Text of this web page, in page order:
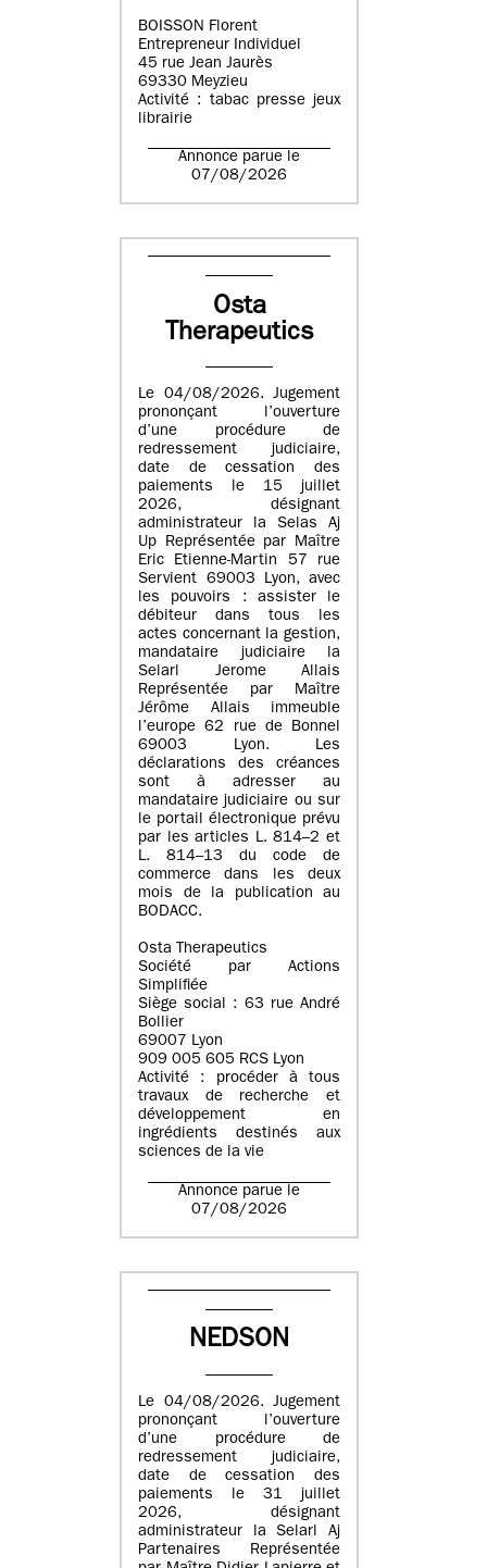
BOISSON Florent
Entrepreneur Individuel
45 rue Jean Jaurès
69330 Meyzieu
Activité : tabac presse jeux
librairie
Annonce parue le
07/08/2026
Osta
Therapeutics
Le 04/08/2026. Jugement
prononçant l’ouverture
d’une procédure de
redressement judiciaire,
date de cessation des
paiements le 15 juillet
2026, désignant
administrateur la Selas Aj
Up Représentée par Maître
Eric Etienne-Martin 57 rue
Servient 69003 Lyon, avec
les pouvoirs : assister le
débiteur dans tous les
actes concernant la gestion,
mandataire judiciaire la
Selarl Jerome Allais
Représentée par Maître
Jérôme Allais immeuble
l’europe 62 rue de Bonnel
69003 Lyon. Les
déclarations des créances
sont à adresser au
mandataire judiciaire ou sur
le portail électronique prévu
par les articles L. 814–2 et
L. 814–13 du code de
commerce dans les deux
mois de la publication au
BODACC.
Osta Therapeutics
Société par Actions
Simplifiée
Siège social : 63 rue André
Bollier
69007 Lyon
909 005 605 RCS Lyon
Activité : procéder à tous
travaux de recherche et
développement en
ingrédients destinés aux
sciences de la vie
Annonce parue le
07/08/2026
NEDSON
Le 04/08/2026. Jugement
prononçant l’ouverture
d’une procédure de
redressement judiciaire,
date de cessation des
paiements le 31 juillet
2026, désignant
administrateur la Selarl Aj
Partenaires Représentée